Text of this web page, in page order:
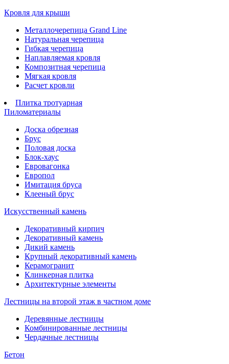
Кровля для крыши
Металлочерепица Grand Line
Натуральная черепица
Гибкая черепица
Наплавляемая кровля
Композитная черепица
Мягкая кровля
Расчет кровли
Плитка тротуарная
Пиломатериалы
Доска обрезная
Брус
Половая доска
Блок-хаус
Евровагонка
Европол
Имитация бруса
Клееный брус
Искусственный камень
Декоративный кирпич
Декоративный камень
Дикий камень
Крупный декоративный камень
Керамогранит
Клинкерная плитка
Архитектурные элементы
Лестницы на второй этаж в частном доме
Деревянные лестницы
Комбинированные лестницы
Чердачные лестницы
Бетон